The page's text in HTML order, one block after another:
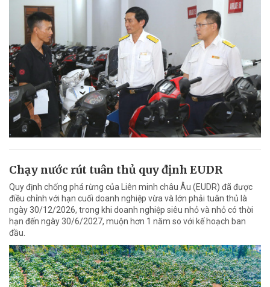
Chạy nước rút tuân thủ quy định EUDR
Quy định chống phá rừng của Liên minh châu Âu (EUDR) đã được
điều chỉnh với hạn cuối doanh nghiệp vừa và lớn phải tuân thủ là
ngày 30/12/2026, trong khi doanh nghiệp siêu nhỏ và nhỏ có thời
hạn đến ngày 30/6/2027, muộn hơn 1 năm so với kế hoạch ban
đầu.